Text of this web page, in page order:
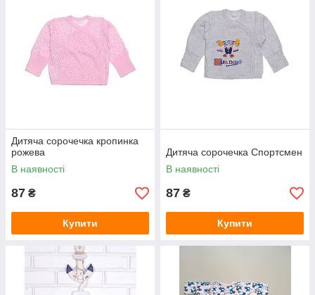
Дитяча сорочечка кропинка
рожева
В наявності
87 ₴
Купити
Дитяча сорочечка Спортсмен
В наявності
87 ₴
Купити